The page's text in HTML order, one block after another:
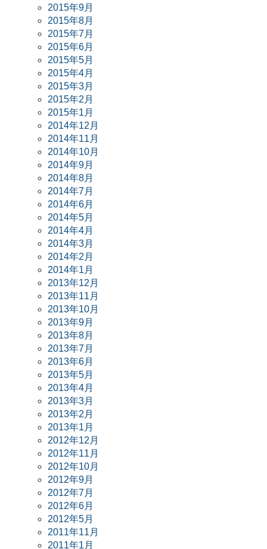
2015年9月
2015年8月
2015年7月
2015年6月
2015年5月
2015年4月
2015年3月
2015年2月
2015年1月
2014年12月
2014年11月
2014年10月
2014年9月
2014年8月
2014年7月
2014年6月
2014年5月
2014年4月
2014年3月
2014年2月
2014年1月
2013年12月
2013年11月
2013年10月
2013年9月
2013年8月
2013年7月
2013年6月
2013年5月
2013年4月
2013年3月
2013年2月
2013年1月
2012年12月
2012年11月
2012年10月
2012年9月
2012年7月
2012年6月
2012年5月
2011年11月
2011年1月